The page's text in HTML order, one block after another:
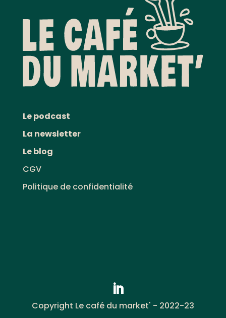
Le podcast
La newsletter
Le blog
CGV
Politique de confidentialité
Copyright Le café du market' - 2022-23